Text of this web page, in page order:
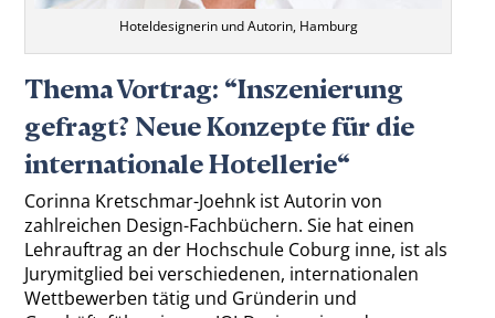
Hoteldesignerin und Autorin, Hamburg
Thema Vortrag: “Inszenierung
gefragt? Neue Konzepte für die
internationale Hotellerie“
Corinna Kretschmar-Joehnk ist Autorin von
zahlreichen Design-Fachbüchern. Sie hat einen
Lehrauftrag an der Hochschule Coburg inne, ist als
Jurymitglied bei verschiedenen, internationalen
Wettbewerben tätig und Gründerin und